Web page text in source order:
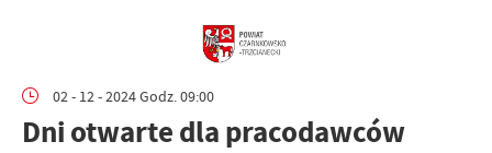
02 - 12 - 2024 Godz. 09:00
Dni otwarte dla pracodawców